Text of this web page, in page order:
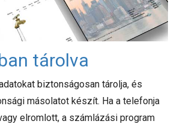
tárolva
biztonságosan tárolja, és
másolatot készít. Ha a telefonja
elromlott, a számlázási program